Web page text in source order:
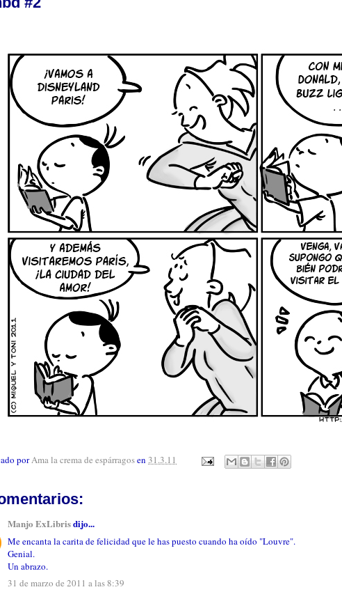
porAma la crema de espárragosen 31.3.11
Manjo ExLibrisdijo...
Me encanta la carita de felicidad que le has puesto cuando ha oído "Louvre".
Genial.
Un abrazo.
31 de marzo de 2011 a las 8:39